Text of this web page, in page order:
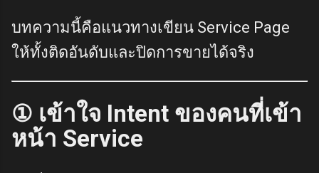
บทความนี้คือแนวทางเขียน Service Page
ให้ทั้งติดอันดับและปิดการขายได้จริง
① เข้าใจ Intent ของคนที่เข้า
หน้า Service